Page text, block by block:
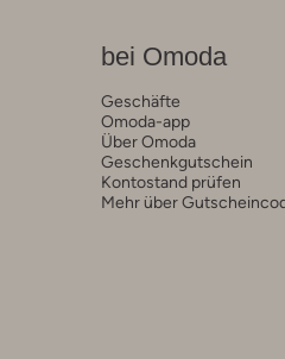
bei Omoda
Geschäfte
Omoda-app
Über Omoda
Geschenkgutschein
Kontostand prüfen
Mehr über